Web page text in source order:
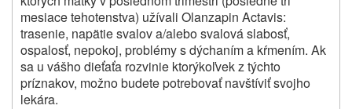
mesiace tehotenstva) užívali Olanzapin Actavis:
trasenie, napätie svalov a/alebo svalová slabosť,
ospalosť, nepokoj, problémy s dýchaním a kŕmením. Ak
sa u vášho dieťaťa rozvinie ktorýkoľvek z týchto
príznakov, možno budete potrebovať navštíviť svojho
lekára.